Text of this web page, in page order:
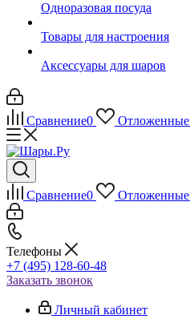
Одноразовая посуда
Товары для настроения
Аксессуары для шаров
Сравнение0 Отложенные
Сравнение0 Отложенные
Телефоны
+7 (495) 128-60-48
Заказать звонок
Личный кабинет